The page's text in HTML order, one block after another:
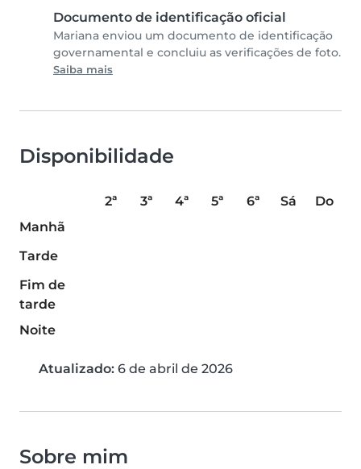
Documento de identificação oficial
Mariana enviou um documento de identificação
governamental e concluiu as verificações de foto.
Saiba mais
Disponibilidade
2ª 3ª 4ª 5ª 6ª Sá
Do
Manhã
Tarde
Fim de
tarde
Noite
Atualizado: 6 de abril de 2026
Sobre mim